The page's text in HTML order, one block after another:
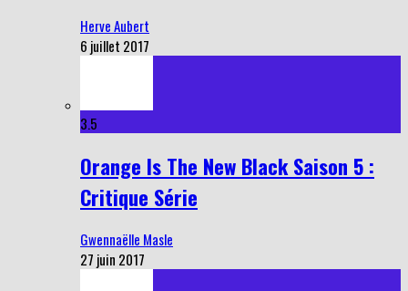
Herve Aubert
6 juillet 2017
3.5
Orange Is The New Black Saison 5 :
Critique Série
Gwennaëlle Masle
27 juin 2017